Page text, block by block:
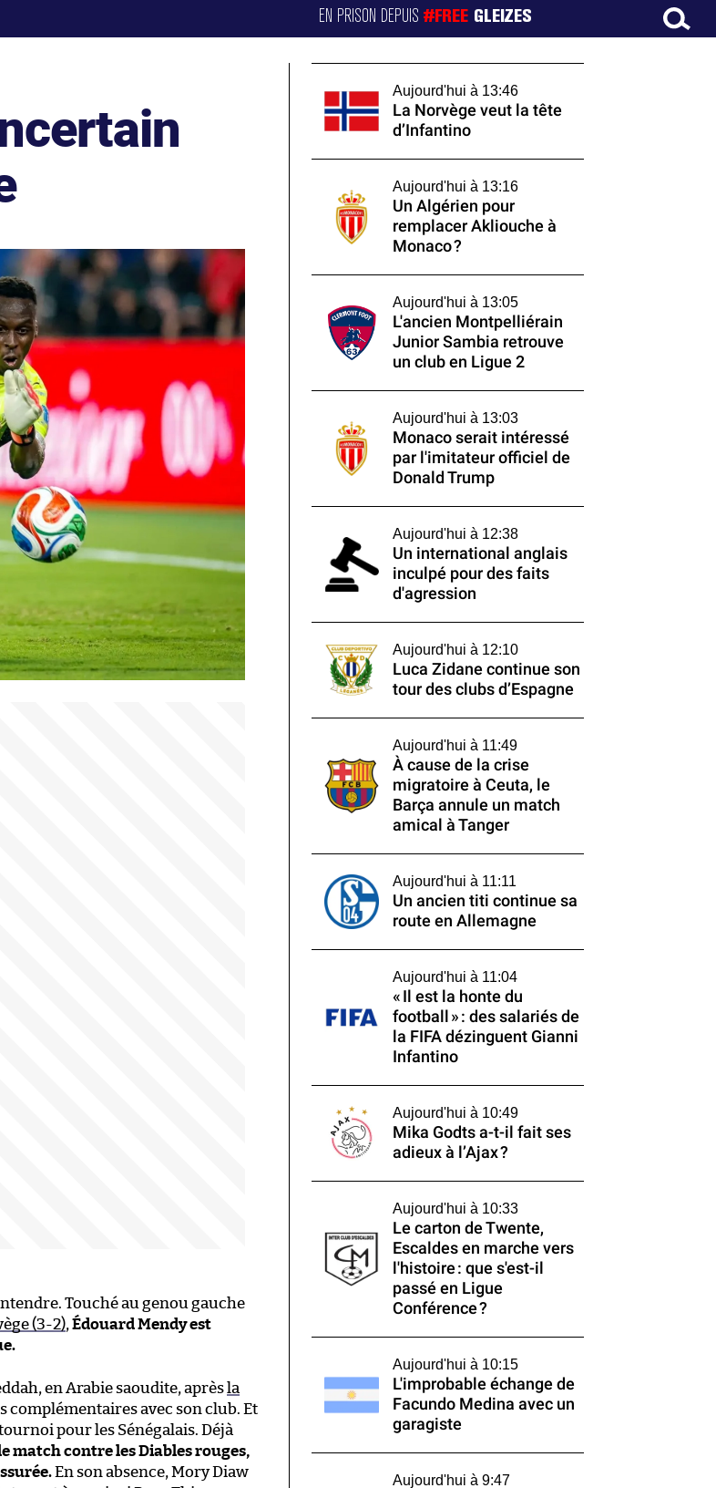
EN PRISON DEPUIS#FREE GLEIZES
Touché au genou gauche
(3-2), Édouard Mendy est
en Arabie saoudite, après la
complémentaires avec son club. Et
pour les Sénégalais. Déjà
match contre les Diables rouges,
En son absence, Mory Diaw
Aujourd'hui à 13:46
La Norvège veut la tête
d’Infantino
Aujourd'hui à 13:16
Un Algérien pour
remplacer Akliouche à
Monaco ?
Aujourd'hui à 13:05
L'ancien Montpelliérain
Junior Sambia retrouve
un club en Ligue 2
Aujourd'hui à 13:03
Monaco serait intéressé
par l'imitateur officiel de
Donald Trump
Aujourd'hui à 12:38
Un international anglais
inculpé pour des faits
d'agression
Aujourd'hui à 12:10
Luca Zidane continue son
tour des clubs d’Espagne
Aujourd'hui à 11:49
À cause de la crise
migratoire à Ceuta, le
Barça annule un match
amical à Tanger
Aujourd'hui à 11:11
Un ancien titi continue sa
route en Allemagne
Aujourd'hui à 11:04
« Il est la honte du
football » : des salariés de
la FIFA dézinguent Gianni
Infantino
Aujourd'hui à 10:49
Mika Godts a-t-il fait ses
adieux à l’Ajax ?
Aujourd'hui à 10:33
Le carton de Twente,
Escaldes en marche vers
l'histoire : que s'est-il
passé en Ligue
Conférence ?
Aujourd'hui à 10:15
L'improbable échange de
Facundo Medina avec un
garagiste
Aujourd'hui à 9:47